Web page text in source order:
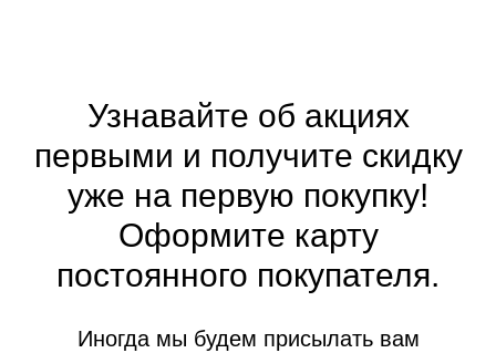
Узнавайте об акциях
первыми и получите скидку
уже на первую покупку!
Оформите карту
постоянного покупателя.
Иногда мы будем присылать вам